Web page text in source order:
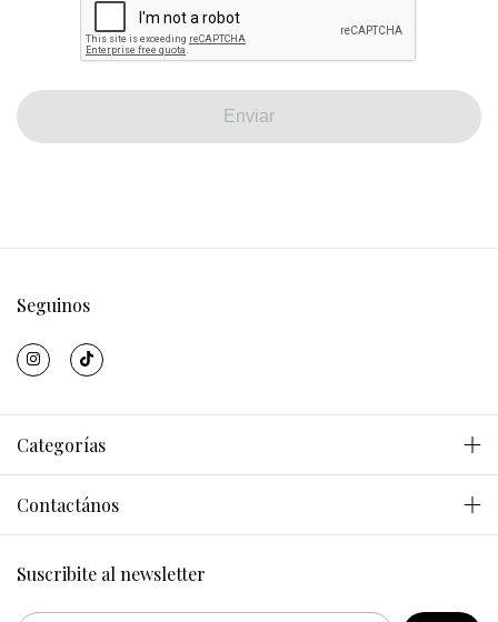
Enviar
Seguinos
Categorías
Contactános
Suscribite al newsletter